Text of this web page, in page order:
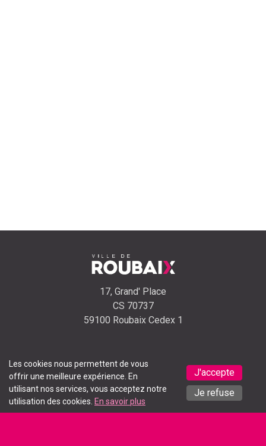
17, Grand' Place
CS 70737
59100 Roubaix Cedex 1
Appeler
l'accueil
Envoyer un
email
Signaler un
problème
Les cookies nous permettent de vous
offrir une meilleure expérience. En
utilisant nos services, vous acceptez notre
utilisation des cookies. En savoir plus
J'accepte
Je refuse